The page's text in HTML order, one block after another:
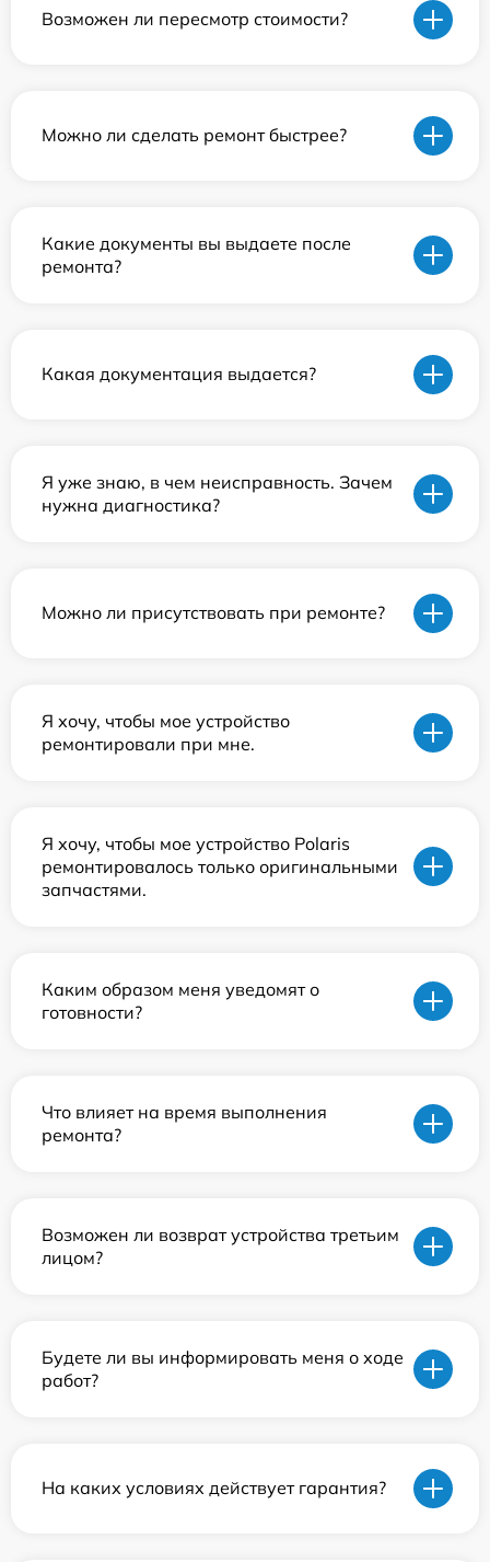
Возможен ли пересмотр стоимости?
Можно ли сделать ремонт быстрее?
Какие документы вы выдаете после
ремонта?
Какая документация выдается?
Я уже знаю, в чем неисправность. Зачем
нужна диагностика?
Можно ли присутствовать при ремонте?
Я хочу, чтобы мое устройство
ремонтировали при мне.
Я хочу, чтобы мое устройство Polaris
ремонтировалось только оригинальными
запчастями.
Каким образом меня уведомят о
готовности?
Что влияет на время выполнения
ремонта?
Возможен ли возврат устройства третьим
лицом?
Будете ли вы информировать меня о ходе
работ?
На каких условиях действует гарантия?